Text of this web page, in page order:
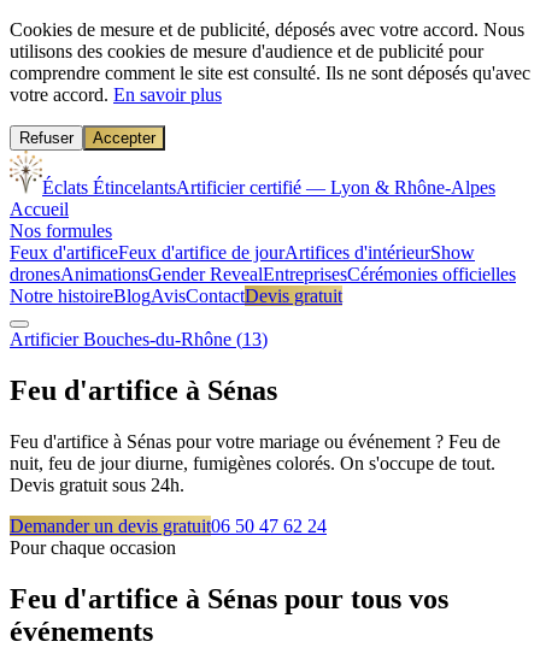
Cookies de mesure et de publicité, déposés avec votre accord. Nous
utilisons des cookies de mesure d'audience et de publicité pour
comprendre comment le site est consulté. Ils ne sont déposés qu'avec
votre accord. En savoir plus
Refuser Accepter
Éclats ÉtincelantsArtificier certifié — Lyon & Rhône-Alpes
Accueil
Nos formules
Feux d'artificeFeux d'artifice de jourArtifices d'intérieurShow
dronesAnimationsGender RevealEntreprisesCérémonies officielles
Notre histoireBlogAvisContactDevis gratuit
ArtificierBouches-du-Rhône (13)
Feu d'artifice à Sénas
Feu d'artifice à Sénas pour votre mariage ou événement ? Feu de
nuit, feu de jour diurne, fumigènes colorés. On s'occupe de tout.
Devis gratuit sous 24h.
Demander un devis gratuit06 50 47 62 24
Pour chaque occasion
Feu d'artifice à Sénas pour tous vos
événements